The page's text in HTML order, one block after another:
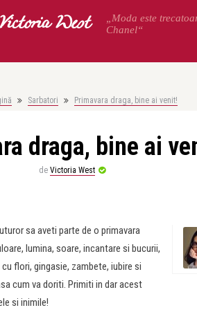
Victoria West
„Moda este
Chanel“
Sarbatori Primavara draga, bine ai venit!
draga, bine ai
de Victoria West
sa aveti parte de o primavara
lumina, soare, incantare si bucurii,
flori, gingasie, zambete, iubire si
cum va doriti. Primiti in dar acest
si inimile!